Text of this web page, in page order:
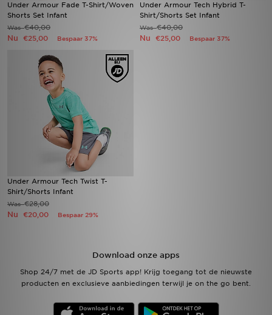
Under Armour Fade T-Shirt/Woven
Shorts Set Infant
Was€40,00
Nu €25,00 Bespaar 37%
Under Armour Tech Hybrid T-
Shirt/Shorts Set Infant
Was€40,00
Nu €25,00 Bespaar 37%
Under Armour Tech Twist T-
Shirt/Shorts Infant
Was€28,00
Nu €20,00 Bespaar 29%
Download onze apps
Shop 24/7 met de JD Sports app! Krijg toegang tot de nieuwste
producten en exclusieve aanbiedingen terwijl je on the go bent.